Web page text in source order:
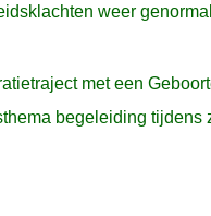
weer
met een
begeleiding tijdens